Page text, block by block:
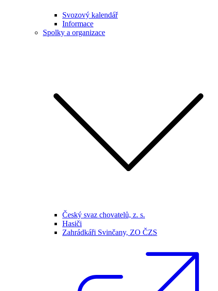
Svozový kalendář
Informace
Spolky a organizace
Český svaz chovatelů, z. s.
Hasiči
Zahrádkáři Svinčany, ZO ČZS